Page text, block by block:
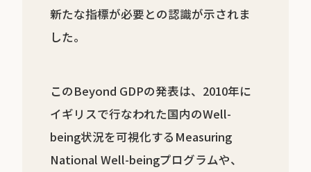
新たな指標が必要との認識が示されま
した。
このBeyond GDPの発表は、2010年に
イギリスで行なわれた国内のWell-
being状況を可視化するMeasuring
National Well-beingプログラムや、